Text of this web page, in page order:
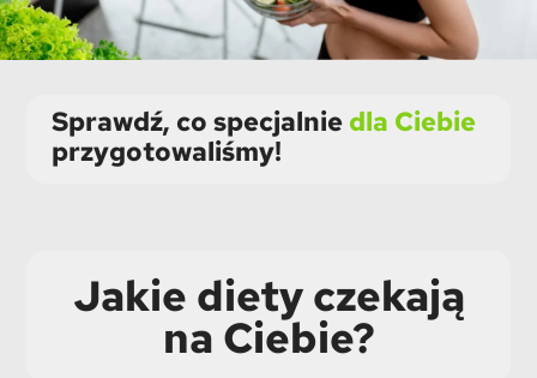
Sprawdź, co specjalnie dla Ciebie
przygotowaliśmy!
Jakie diety czekają
na Ciebie?